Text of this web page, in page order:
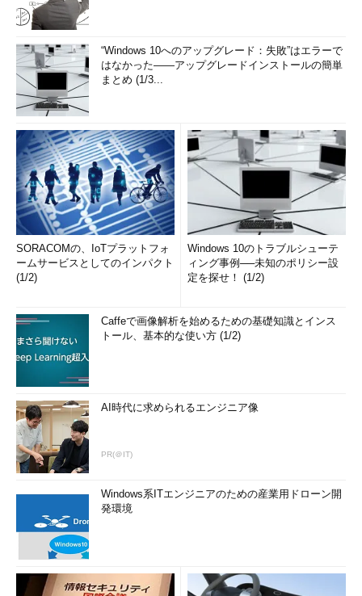
“Windows 10へのアップグレード：失敗”はエラーで
はなかった――アップグレードインストールの簡単
まとめ (1/3...
SORACOMの、IoTプラットフォ
ームサービスとしてのインパクト
(1/2)
Windows 10のトラブルシューテ
ィング事例──未知のポリシー設
定を探せ！ (1/2)
Caffeで画像解析を始めるための基礎知識とインス
トール、基本的な使い方 (1/2)
AI時代に求められるエンジニア像
PR(＠IT)
Windows系ITエンジニアのための産業用ドローン開
発環境